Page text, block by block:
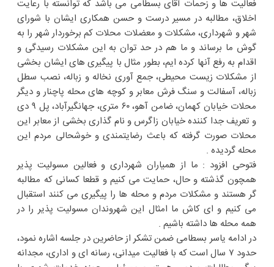
فعالیت ها و زحمات آقای بسطامی می باشد که توانسته با رعایت
اخلاق، مطالبه در مسیر درست و حسن همکاری ایشان با شورای
شهر و شهرداری، مشکلات و معضلات محلات کم برخوردار شهر را به
گوش ما برساند و ما هم در حد توان به این مشکلات رسیدگی و
اقدام به رفع آنها کرده ایم، بطور مثال با پیگیری های ایشان بخشی
از مشکلات زیست محیطی، جمع آوری نخاله و زباله، نصب سطل
زباله، آسفالت و سنگ فرش معابر و کوچه های محله پاچنار و دیگر
محلات خیابان کهمان، ضامن آهو، ۶۰ متری، جهانگیرآباد، پل ۹ دی
و تعریف جدا کننده خیابان زاگرس و نام گذاری بخشی از معابر این
محلات صورت گرفته که باعث رضایتمندی و خوشحالی مردم این
محله گردیده .
فتوحی افزود : ما از همیاران شهرداری و فعالین مسولیت پذیر
همچون گذشته و حال، حمایت می کنیم و قطعا کسانی که مطالبه
گر هستند و مشکلات مردم و محله ها را پیگیری می کنند استقبال
می کنیم و ای کاش ما امثال این شهروندان مسولیت پذیر را در
همه محله ها داشته باشیم .
در ادامه یاسر بسطامی ضمن تشکر از حاضرین در جلسه اشاره نمود،
حدود ۷ سال است که با فعالیت میدانی، رسانه ای و اداری، مجدانه